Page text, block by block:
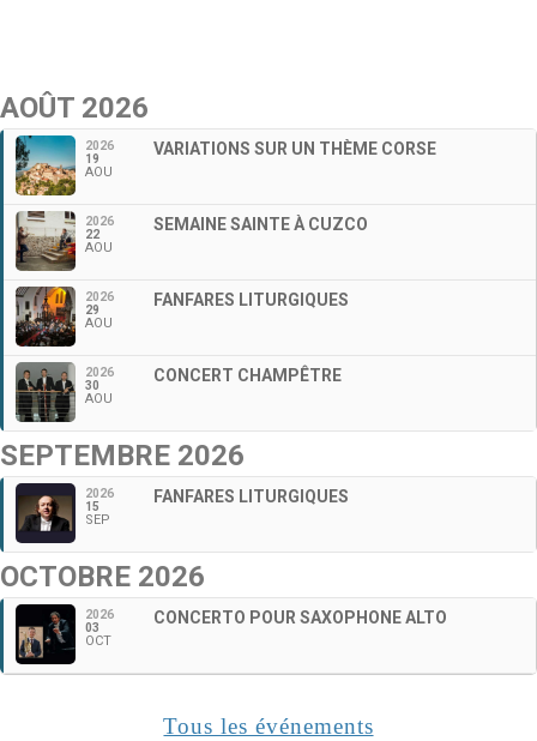
AOÛT 2026
2026
19
AOU
VARIATIONS SUR UN THÈME CORSE
2026
22
AOU
SEMAINE SAINTE À CUZCO
2026
29
AOU
FANFARES LITURGIQUES
2026
30
AOU
CONCERT CHAMPÊTRE
SEPTEMBRE 2026
2026
15
SEP
FANFARES LITURGIQUES
OCTOBRE 2026
2026
03
OCT
CONCERTO POUR SAXOPHONE ALTO
Tous les événements